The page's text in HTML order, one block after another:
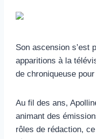
Son ascension s’est
apparitions à la
de chroniqueuse
Au fil des ans,
animant des
rôles de rédaction,